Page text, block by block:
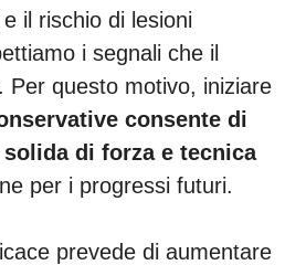
il rischio di lesioni
i segnali che il
Per questo motivo, iniziare
consente di
di forza e tecnica
per i progressi futuri.
prevede di aumentare